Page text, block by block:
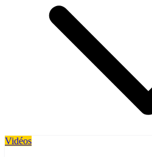
Vidéos